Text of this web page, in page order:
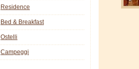
Residence
Bed & Breakfast
Ostelli
Campeggi